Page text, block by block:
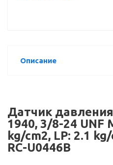
Описание
Датчик
1940, 3/8-24 UNF
kg/cm2, LP: 2.1
RC-U0446B